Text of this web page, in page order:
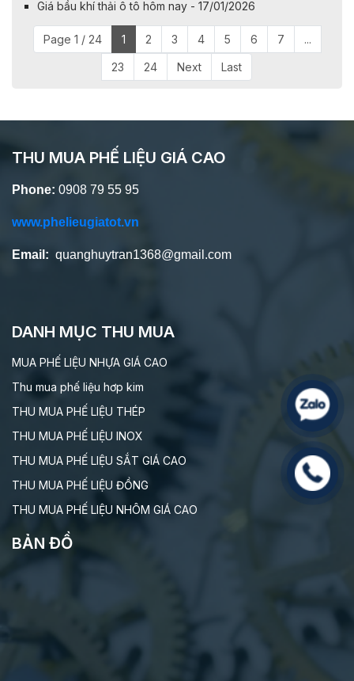
Giá bầu khí thải ô tô hôm nay - 17/01/2026
Page 1 / 24 1 2 3 4 5 6 7 ...
23 24 Next Last
THU MUA PHẾ LIỆU GIÁ CAO
Phone: 0908 79 55 95
www.phelieugiatot.vn
Email: quanghuytran1368@gmail.com
DANH MỤC THU MUA
MUA PHẾ LIỆU NHỰA GIÁ CAO
Thu mua phế liệu hơp kim
THU MUA PHẾ LIỆU THÉP
THU MUA PHẾ LIỆU INOX
THU MUA PHẾ LIỆU SẮT GIÁ CAO
THU MUA PHẾ LIỆU ĐỒNG
THU MUA PHẾ LIỆU NHÔM GIÁ CAO
BẢN ĐỒ